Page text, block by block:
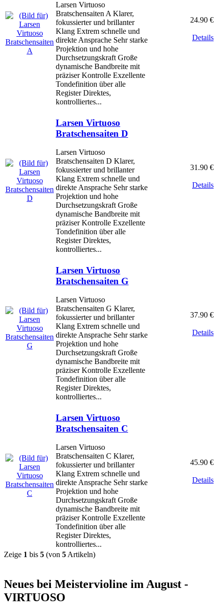
Larsen Virtuoso
Bratschensaiten A Klarer,
fokussierter und brillanter
Klang Extrem schnelle und
direkte Ansprache Sehr starke
Projektion und hohe
Durchsetzungskraft Große
dynamische Bandbreite mit
präziser Kontrolle Exzellente
Tondefinition über alle
Register Direktes,
kontrolliertes...
24.90 €
Details
Larsen Virtuoso
Bratschensaiten D
Larsen Virtuoso
Bratschensaiten D Klarer,
fokussierter und brillanter
Klang Extrem schnelle und
direkte Ansprache Sehr starke
Projektion und hohe
Durchsetzungskraft Große
dynamische Bandbreite mit
präziser Kontrolle Exzellente
Tondefinition über alle
Register Direktes,
kontrolliertes...
31.90 €
Details
Larsen Virtuoso
Bratschensaiten G
Larsen Virtuoso
Bratschensaiten G Klarer,
fokussierter und brillanter
Klang Extrem schnelle und
direkte Ansprache Sehr starke
Projektion und hohe
Durchsetzungskraft Große
dynamische Bandbreite mit
präziser Kontrolle Exzellente
Tondefinition über alle
Register Direktes,
kontrolliertes...
37.90 €
Details
Larsen Virtuoso
Bratschensaiten C
Larsen Virtuoso
Bratschensaiten C Klarer,
fokussierter und brillanter
Klang Extrem schnelle und
direkte Ansprache Sehr starke
Projektion und hohe
Durchsetzungskraft Große
dynamische Bandbreite mit
präziser Kontrolle Exzellente
Tondefinition über alle
Register Direktes,
kontrolliertes...
45.90 €
Details
Zeige 1 bis 5 (von 5 Artikeln)
Neues bei Meistervioline im August -
VIRTUOSO